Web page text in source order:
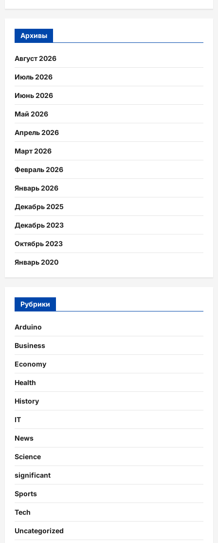
Архивы
Август 2026
Июль 2026
Июнь 2026
Май 2026
Апрель 2026
Март 2026
Февраль 2026
Январь 2026
Декабрь 2025
Декабрь 2023
Октябрь 2023
Январь 2020
Рубрики
Arduino
Business
Economy
Health
History
IT
News
Science
significant
Sports
Tech
Uncategorized